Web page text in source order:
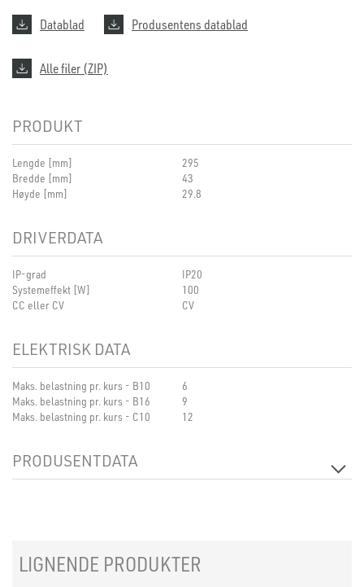
Datablad Produsentens datablad
Alle filer (ZIP)
PRODUKT
Lengde [mm]
295
Bredde [mm]
43
Høyde [mm]
29.8
DRIVERDATA
IP-grad
IP20
Systemeffekt [W]
100
CC eller CV
CV
ELEKTRISK DATA
Maks. belastning pr. kurs - B10
6
Maks. belastning pr. kurs - B16
9
Maks. belastning pr. kurs - C10
12
PRODUSENTDATA
LIGNENDE PRODUKTER